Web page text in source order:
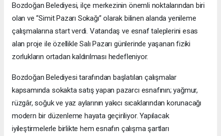
Bozdoğan Belediyesi, ilçe merkezinin önemli noktalarından biri
olan ve “Simit Pazarı Sokağı” olarak bilinen alanda yenileme
çalışmalarına start verdi. Vatandaş ve esnaf taleplerini esas
alan proje ile özellikle Salı Pazarı günlerinde yaşanan fiziki
zorlukların ortadan kaldırılması hedefleniyor.
Bozdoğan Belediyesi tarafından başlatılan çalışmalar
kapsamında sokakta satış yapan pazarcı esnafının; yağmur,
rüzgâr, soğuk ve yaz aylarının yakıcı sıcaklarından korunacağı
modern bir düzenleme hayata geçiriliyor. Yapılacak
iyileştirmelerle birlikte hem esnafın çalışma şartları